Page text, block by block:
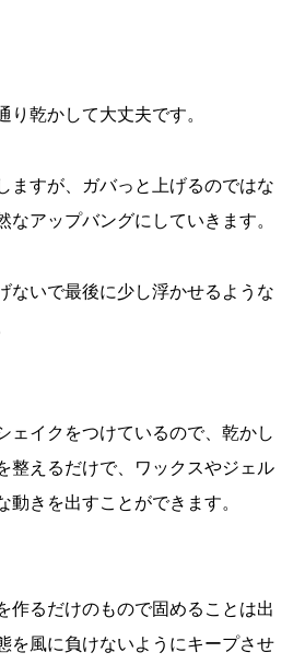
乾かして大丈夫です。
ますが、ガバっと上げるのではな
なアップバングにしていきます。
ないで最後に少し浮かせるような
ェイクをつけているので、乾かし
整えるだけで、ワックスやジェル
動きを出すことができます。
作るだけのもので固めることは出
を風に負けないようにキープさせ